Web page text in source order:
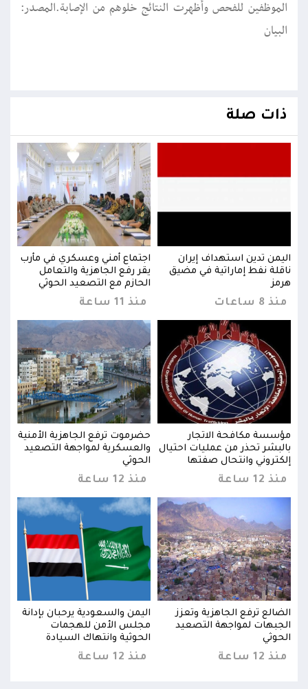
الموظفين للفحص وأظهرت النتائج خلوهم من الإصابة.المصدر:
البيان
ذات صلة
اليمن تدين استهداف إيران
ناقلة نفط إماراتية في مضيق
هرمز
منذ 8 ساعات
اجتماع أمني وعسكري في مأرب
يقر رفع الجاهزية والتعامل
الحازم مع التصعيد الحوثي
منذ 11 ساعة
مؤسسة مكافحة الاتجار
بالبشر تحذر من عمليات احتيال
إلكتروني وانتحال صفتها
منذ 12 ساعة
حضرموت ترفع الجاهزية الأمنية
والعسكرية لمواجهة التصعيد
الحوثي
منذ 12 ساعة
الضالع ترفع الجاهزية وتعزز
الجبهات لمواجهة التصعيد
الحوثي
منذ 12 ساعة
اليمن والسعودية يرحبان بإدانة
مجلس الأمن للهجمات
الحوثية وانتهاك السيادة
منذ 12 ساعة